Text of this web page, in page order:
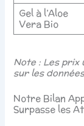
Gel à l’Aloe
Vera Bio
Note : Les prix
sur les
Notre Bilan
Surpasse les